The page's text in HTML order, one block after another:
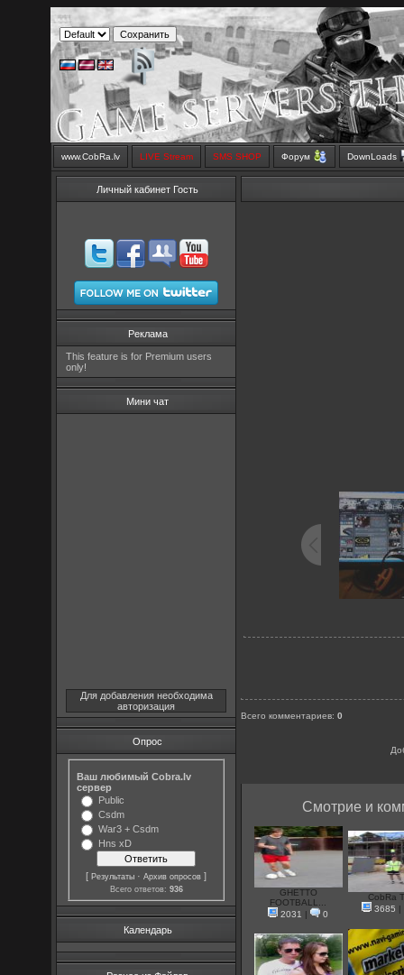
www.CobRa.lv LIVE Stream SMS SHOP Форум DownLoads
Личный кабинет Гость
Реклама
This feature is for Premium users
only!
Мини чат
Для добавления необходима
авторизация
Опрос
Ваш любимый Cobra.lv
сервер
Public
Csdm
War3 + Csdm
Hns xD
[Результаты ·Архив опросов ]
Всего ответов: 936
Календарь
Всего комментариев:0
Смотрие и
GHETTO
FOOTBALL...
2031
| 0
CobRa
3685